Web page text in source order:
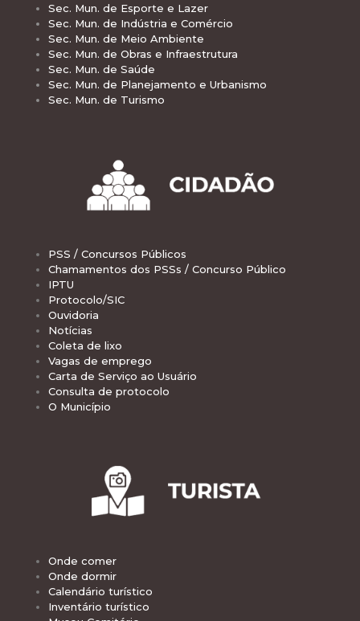
Sec. Mun. de Esporte e Lazer
Sec. Mun. de Indústria e Comércio
Sec. Mun. de Meio Ambiente
Sec. Mun. de Obras e Infraestrutura
Sec. Mun. de Saúde
Sec. Mun. de Planejamento e Urbanismo
Sec. Mun. de Turismo
PSS / Concursos Públicos
Chamamentos dos PSSs / Concurso Público
IPTU
Protocolo/SIC
Ouvidoria
Notícias
Coleta de lixo
Vagas de emprego
Carta de Serviço ao Usuário
Consulta de protocolo
O Município
Onde comer
Onde dormir
Calendário turístico
Inventário turístico